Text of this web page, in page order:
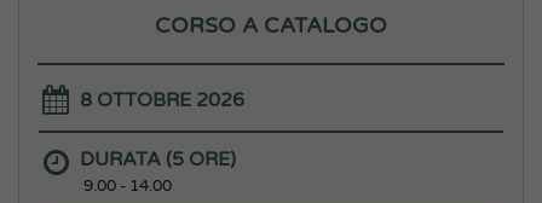
CORSO A CATALOGO
8 OTTOBRE 2026
DURATA (5 ORE)
9.00 - 14.00